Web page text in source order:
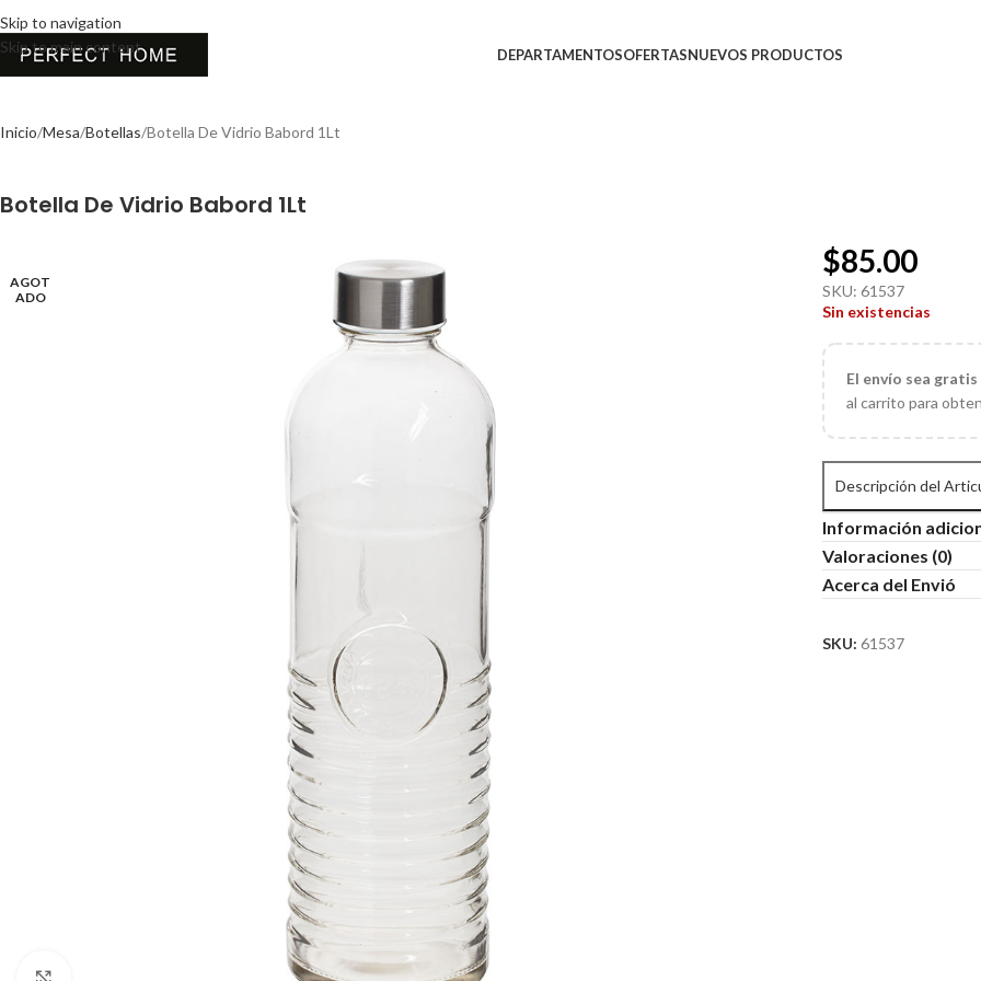
Skip to navigation
Skip to main content
DEPARTAMENTOSOFERTASNUEVOS PRODUCTOS
Inicio Mesa Botellas Botella De Vidrio Babord 1Lt
Botella De Vidrio Babord 1Lt
AGOT
ADO
$85.00
SKU:61537
Sin existencias
El envío sea
al carrito para
Descripción del
Información
Valoraciones (0)
Acerca del Envió
SKU:61537